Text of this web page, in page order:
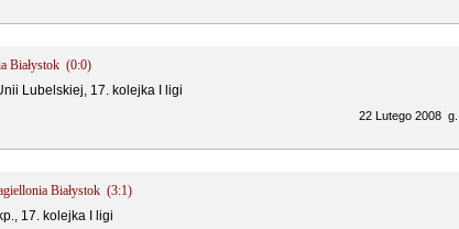
Białystok (0:0)
Lubelskiej, 17. kolejka I ligi
22 Lutego 2008
Białystok (3:1)
17. kolejka I ligi